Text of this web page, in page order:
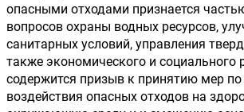
опасными отходами признается
вопросов охраны водных ресурсов,
санитарных условий, управления
также экономического и социального
содержится призыв к принятию мер
воздействия опасных отходов на